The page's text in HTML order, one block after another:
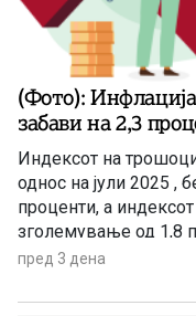
(Фото):
забави на 2,3
Индексот на
однос на јули 2025 ,
проценти, а
зголемување од 1,8
завод за статистика.
годишната стапка
пред 3 дена